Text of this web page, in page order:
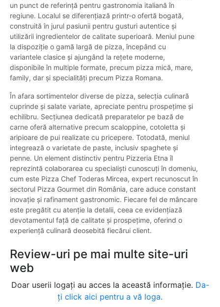
un punct de referință pentru gastronomia italiană în
regiune. Localul se diferențiază printr-o ofertă bogată,
construită în jurul pasiunii pentru gusturi autentice și
utilizării ingredientelor de calitate superioară. Meniul pune
la dispoziție o gamă largă de pizza, începând cu
variantele clasice și ajungând la rețete moderne,
disponibile în multiple formate, precum pizza mică, mare,
family, dar și specialități precum Pizza Romana.
În afara sortimentelor diverse de pizza, selecția culinară
cuprinde și salate variate, apreciate pentru prospețime și
echilibru. Secțiunea dedicată preparatelor pe bază de
carne oferă alternative precum scaloppine, cotoletta și
aripioare de pui realizate cu pricepere. Totodată, meniul
integrează o varietate de paste, inclusiv spaghete și
penne. Un element distinctiv pentru Pizzeria Etna îl
reprezintă colaborarea cu specialiști cunoscuți în domeniu,
cum este Pizza Chef Toderas Mircea, expert recunoscut în
sectorul Pizza Gourmet din România, care aduce constant
inovație și rafinament gastronomic. Fiecare fel de mâncare
este pregătit cu atenție la detalii, ceea ce evidențiază
devotamentul față de calitate și prospețime, oferind o
experiență culinară deosebită fiecărui client.
Review-uri pe mai multe site-uri
web
Doar userii logați au acces la această informație. Da-
ți click aici pentru a vă loga.